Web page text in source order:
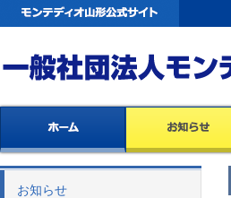
お知らせ